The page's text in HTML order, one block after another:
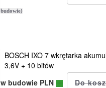
budowie)
BOSCH IXO 7 wkrętarka
3,6V + 10 bitów
w budowie PLN